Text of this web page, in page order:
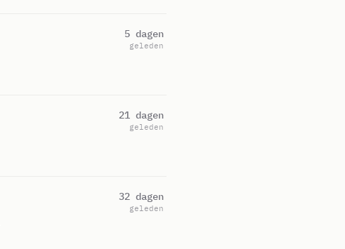
5 dagen
geleden
21 dagen
geleden
32 dagen
geleden